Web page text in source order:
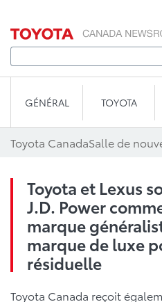
GÉNÉRAL TOYOTA
Toyota CanadaSalle de
Toyota et Lexus
J.D. Power
marque
marque de luxe
résiduelle
Toyota Canada reçoit